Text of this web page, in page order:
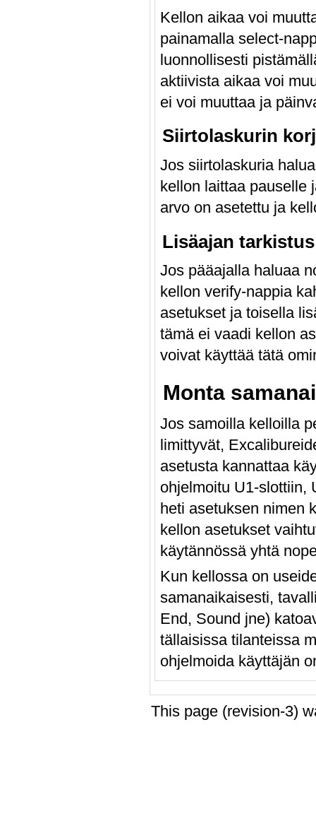
Kellon aikaa voi
painamalla select-
luonnollisesti
aktiivista aikaa voi
ei voi muuttaa ja
Siirtolaskurin
Jos siirtolaskuria
kellon laittaa pauselle
arvo on asetettu ja
Lisäajan tarkistus
Jos pääajalla haluaa
kellon verify-nappia
asetukset ja toisella
tämä ei vaadi kellon
voivat käyttää tätä
Monta
Jos samoilla kelloilla
limittyvät,
asetusta kannattaa
ohjelmoitu U1-slottiin,
heti asetuksen nimen
kellon asetukset
käytännössä yhtä
Kun kellossa on
samanaikaisesti,
End, Sound jne)
tällaisissa tilanteissa
ohjelmoida käyttäjän
This page (revision-3)